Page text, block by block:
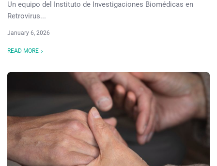
Un equipo del Instituto de Investigaciones Biomédicas en
Retrovirus...
January 6, 2026
READ MORE